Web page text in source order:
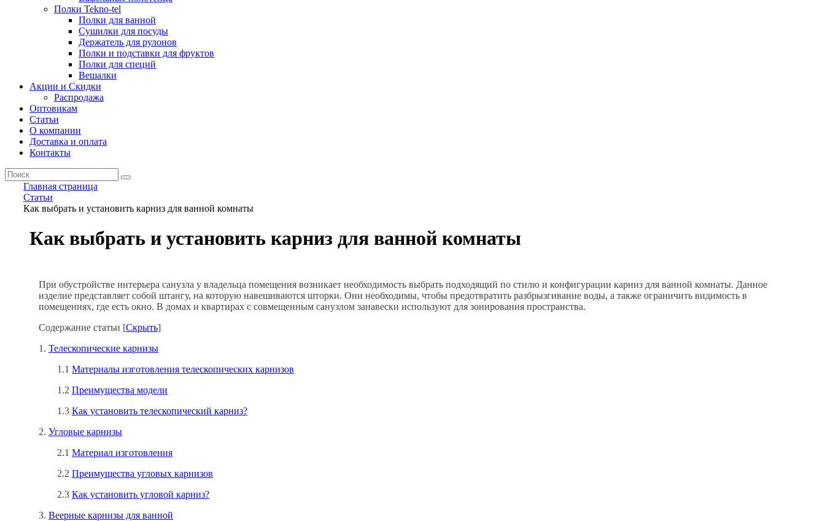
Полки Tekno-tel
Полки для ванной
Сушилки для посуды
Держатель для рулонов
Полки и подставки для фруктов
Полки для специй
Вешалки
Акции и Скидки
Распродажа
Оптовикам
Статьи
О компании
Доставка и оплата
Контакты
Главная страница
Статьи
Как выбрать и установить карниз для ванной комнаты
Как выбрать и установить карниз для ванной комнаты
При обустройстве интерьера санузла у владельца помещения возникает необходимость выбрать подходящий по стилю и конфигурации карниз для ванной комнаты. Данное
изделие представляет собой штангу, на которую навешиваются шторки. Они необходимы, чтобы предотвратить разбрызгивание воды, а также ограничить видимость в
помещениях, где есть окно. В домах и квартирах с совмещенным санузлом занавески используют для зонирования пространства.
Содержание статьи [Скрыть]
1. Телескопические карнизы
1.1 Материалы изготовления телескопических карнизов
1.2 Преимущества модели
1.3 Как установить телескопический карниз?
2. Угловые карнизы
2.1 Материал изготовления
2.2 Преимущества угловых карнизов
2.3 Как установить угловой карниз?
3. Веерные карнизы для ванной